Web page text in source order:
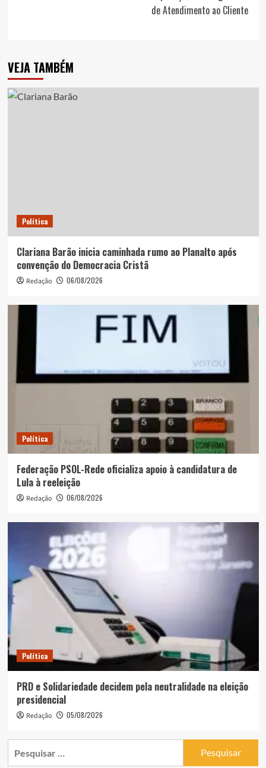
de Atendimento ao Cliente
VEJA TAMBÉM
Política
Clariana Barão inicia caminhada rumo ao Planalto após
convenção do Democracia Cristã
Redação 06/08/2026
Política
Federação PSOL-Rede oficializa apoio à candidatura de
Lula à reeleição
Redação 06/08/2026
Política
PRD e Solidariedade decidem pela neutralidade na eleição
presidencial
Redação 05/08/2026